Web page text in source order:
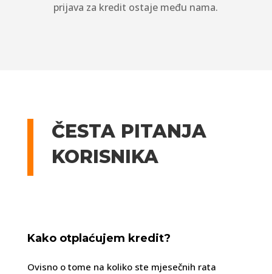
prijava za kredit ostaje među nama.
ČESTA PITANJA
KORISNIKA
Kako otplaćujem kredit?
Ovisno o tome na koliko ste mjesečnih rata